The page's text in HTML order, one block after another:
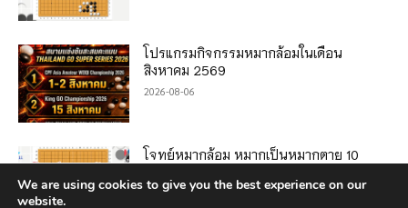
โปรแกรมกิจกรรมหมากล้อมในเดือน
สิงหาคม 2569
2026-08-06
โจทย์หมากล้อม หมากเป็นหมากตาย 10
We are using cookies to give you the best experience on our
website.